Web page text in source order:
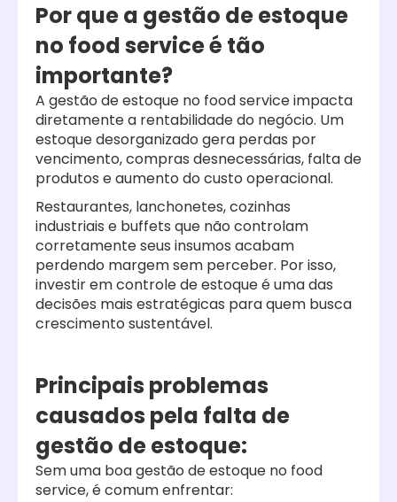
Por que a gestão de estoque
no food service é tão
importante?
A gestão de estoque no food service impacta
diretamente a rentabilidade do negócio. Um
estoque desorganizado gera perdas por
vencimento, compras desnecessárias, falta de
produtos e aumento do custo operacional.
Restaurantes, lanchonetes, cozinhas
industriais e buffets que não controlam
corretamente seus insumos acabam
perdendo margem sem perceber. Por isso,
investir em controle de estoque é uma das
decisões mais estratégicas para quem busca
crescimento sustentável.
Principais problemas
causados pela falta de
gestão de estoque:
Sem uma boa gestão de estoque no food
service, é comum enfrentar: